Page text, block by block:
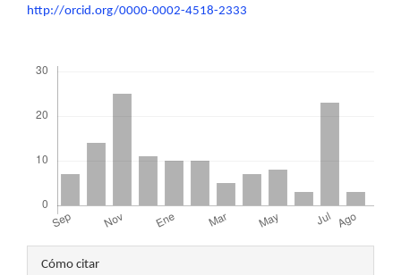
http://orcid.org/0000-0002-4518-2333
Detalles
Cómo citar